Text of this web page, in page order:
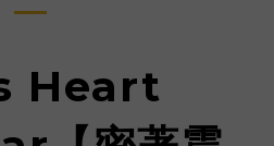
Heart